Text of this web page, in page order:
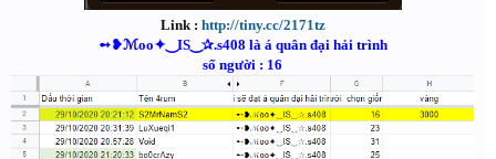
Link : http://tiny.cc/2171tz
➻❥ℳoo✦‿IS‿✰.s408 là á quân đại hải trình
số người : 16